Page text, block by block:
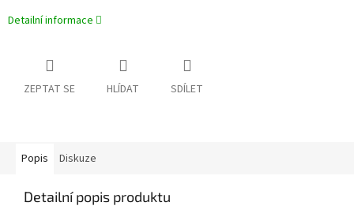
Detailní informace
ZEPTAT SE HLÍDAT SDÍLET
Popis Diskuze
Detailní popis produktu